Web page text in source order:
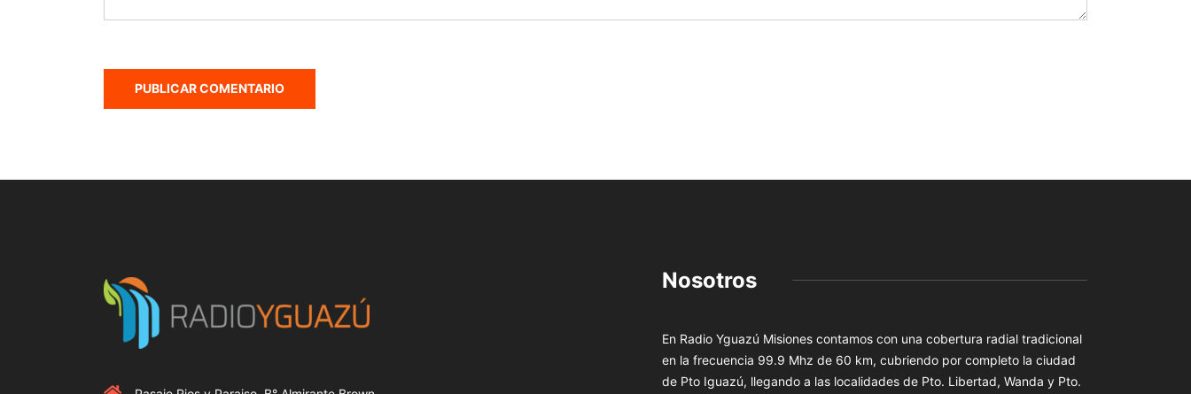
Nosotros
En Radio Yguazú Misiones contamos con una cobertura radial tradicional
en la frecuencia 99.9 Mhz de 60 km, cubriendo por completo la ciudad
de Pto Iguazú, llegando a las localidades de Pto. Libertad, Wanda y Pto.